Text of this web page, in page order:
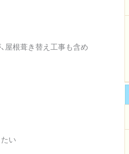
屋根葺き替え工事も含め
い